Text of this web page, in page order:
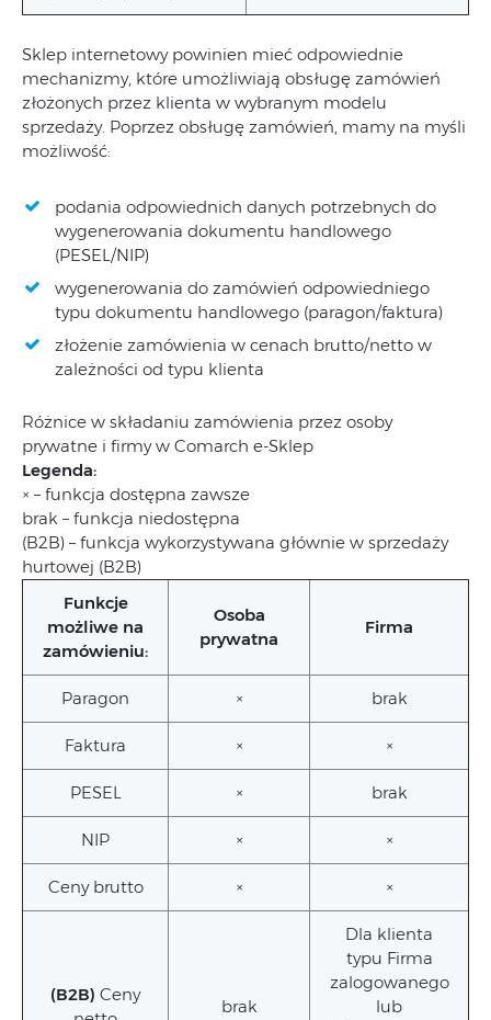
Sklep internetowy powinien mieć odpowiednie
mechanizmy, które umożliwiają obsługę zamówień
złożonych przez klienta w wybranym modelu
sprzedaży. Poprzez obsługę zamówień, mamy na myśli
możliwość:
podania odpowiednich danych potrzebnych do
wygenerowania dokumentu handlowego
(PESEL/NIP)
wygenerowania do zamówień odpowiedniego
typu dokumentu handlowego (paragon/faktura)
złożenie zamówienia w cenach brutto/netto w
zależności od typu klienta
Różnice w składaniu zamówienia przez osoby
prywatne i firmy w Comarch e-Sklep
Legenda:
× – funkcja dostępna zawsze
brak – funkcja niedostępna
(B2B) – funkcja wykorzystywana głównie w sprzedaży
hurtowej (B2B)
Funkcje
możliwe na
zamówieniu:
Osoba
prywatna
Firma
Paragon × brak
Faktura × ×
PESEL × brak
NIP × ×
Ceny brutto × ×
(B2B) Ceny
brak
Dla klienta
typu Firma
zalogowanego
lub